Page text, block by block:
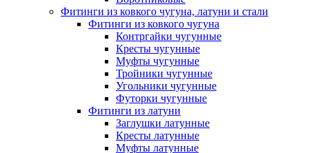
Фитинги из ковкого чугуна, латуни и стали
Фитинги из ковкого чугуна
Контргайки чугунные
Кресты чугунные
Муфты чугунные
Тройники чугунные
Угольники чугунные
Футорки чугунные
Фитинги из латуни
Заглушки латунные
Кресты латунные
Муфты латунные